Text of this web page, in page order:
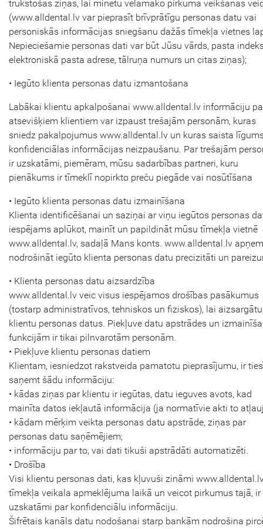
trūkstošās ziņas, lai minētu vēlamāko pirkuma veikšanas
(www.alldental.lv var pieprasīt brīvprātīgu personas datu vai
personiskās informācijas sniegšanu dažās tīmekļa vietnes
Nepieciešamie personas dati var būt Jūsu vārds, pasta
elektroniskā pasta adrese, tālruņa numurs un citas ziņas);
• Iegūto klienta personas datu izmantošana
Labākai klientu apkalpošanai www.alldental.lv informāciju
atsevišķiem klientiem var izpaust trešajām personām, kuras
sniedz pakalpojumus www.alldental.lv un kuras saista
konfidenciālas informācijas neizpaušanu. Par trešajām
ir uzskatāmi, piemēram, mūsu sadarbības partneri, kuru
pienākums ir tīmeklī nopirkto preču piegāde vai nosūtīšana
• Iegūto klienta personas datu izmainīšana
Klienta identificēšanai un saziņai ar viņu iegūtos personas
iespējams aplūkot, mainīt un papildināt mūsu tīmekļa vietnē
www.alldental.lv, sadaļā Mans konts. www.alldental.lv
nodrošināt iegūto klienta personas datu precizitāti un
• Klienta personas datu aizsardzība
www.alldental.lv veic visus iespējamos drošības pasākumus
(tostarp administratīvos, tehniskos un fiziskos), lai aizsargātu
klientu personas datus. Piekļuve datu apstrādes un
funkcijām ir tikai pilnvarotām personām.
• Piekļuve klientu personas datiem
Klientam, iesniedzot rakstveida pamatotu pieprasījumu, ir
saņemt šādu informāciju:
• kādas ziņas par klientu ir iegūtas, datu ieguves avots, kad
mainīta datos iekļautā informācija (ja normatīvie akti to
• kādam mērķim veikta personas datu apstrāde, ziņas par
personas datu saņēmējiem;
• informāciju par to, vai dati tikuši apstrādāti automatizēti.
• Drošība
Visi klientu personas dati, kas kļuvuši zināmi
tīmekļa veikala apmeklējuma laikā un veicot pirkumus tajā, ir
uzskatāmi par konfidenciālu informāciju.
Šifrētais kanāls datu nodošanai starp bankām nodrošina